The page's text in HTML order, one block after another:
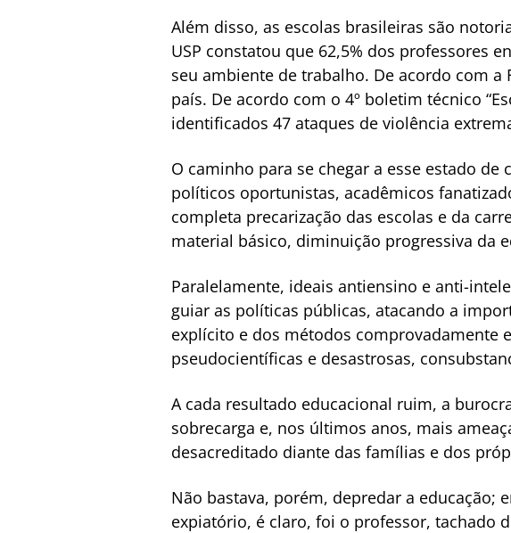
Além disso, as escolas brasileiras são
USP constatou que 62,5% dos professores
seu ambiente de trabalho. De acordo com
país. De acordo com o 4º boletim técnico
identificados 47 ataques de violência
O caminho para se chegar a esse estado
políticos oportunistas, acadêmicos
completa precarização das escolas e da
material básico, diminuição progressiva da
Paralelamente, ideais antiensino e anti-
guiar as políticas públicas, atacando a
explícito e dos métodos comprovadamente
pseudocientíficas e desastrosas,
A cada resultado educacional ruim, a
sobrecarga e, nos últimos anos, mais
desacreditado diante das famílias e dos
Não bastava, porém, depredar a educação;
expiatório, é claro, foi o professor, tachado